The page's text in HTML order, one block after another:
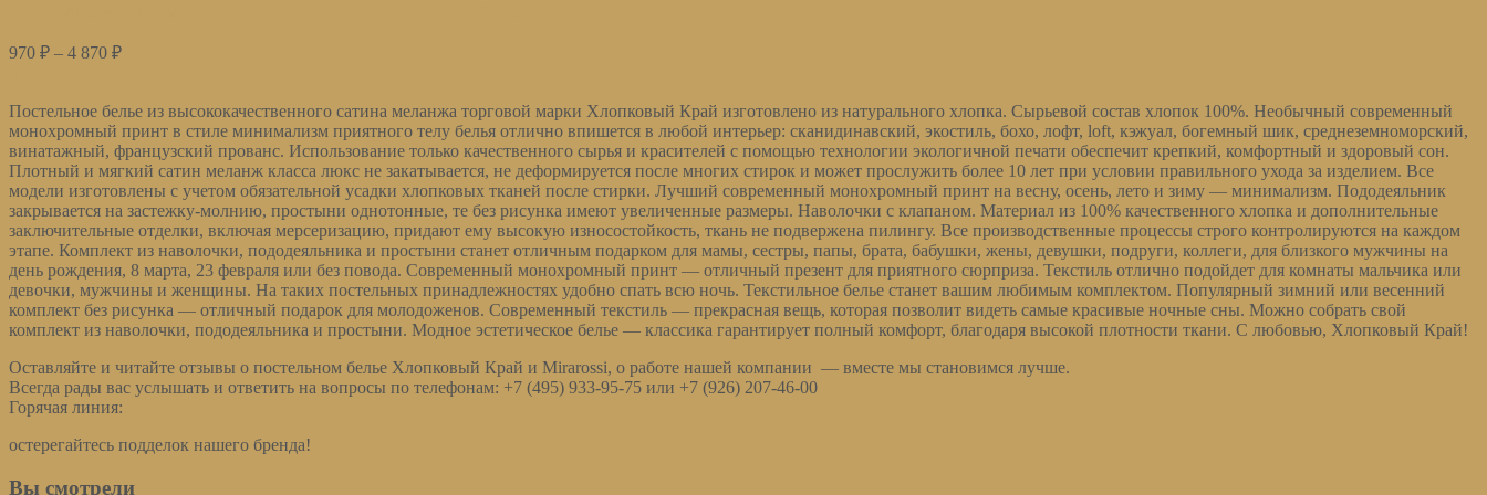
970 ₽ – 4 870 ₽
Постельное белье из высококачественного сатина меланжа торговой марки Хлопковый Край изготовлено из натурального хлопка. Сырьевой состав хлопок 100%. Необычный современный
монохромный принт в стиле минимализм приятного телу белья отлично впишется в любой интерьер: сканидинавский, экостиль, бохо, лофт, loft, кэжуал, богемный шик, среднеземноморский,
винатажный, французский прованс. Использование только качественного сырья и красителей с помощью технологии экологичной печати обеспечит крепкий, комфортный и здоровый сон.
Плотный и мягкий сатин меланж класса люкс не закатывается, не деформируется после многих стирок и может прослужить более 10 лет при условии правильного ухода за изделием. Все
модели изготовлены с учетом обязательной усадки хлопковых тканей после стирки. Лучший современный монохромный принт на весну, осень, лето и зиму — минимализм. Пододеяльник
закрывается на застежку-молнию, простыни однотонные, те без рисунка имеют увеличенные размеры. Наволочки с клапаном. Материал из 100% качественного хлопка и дополнительные
заключительные отделки, включая мерсеризацию, придают ему высокую износостойкость, ткань не подвержена пилингу. Все производственные процессы строго контролируются на каждом
этапе. Комплект из наволочки, пододеяльника и простыни станет отличным подарком для мамы, сестры, папы, брата, бабушки, жены, девушки, подруги, коллеги, для близкого мужчины на
день рождения, 8 марта, 23 февраля или без повода. Современный монохромный принт — отличный презент для приятного сюрприза. Текстиль отлично подойдет для комнаты мальчика или
девочки, мужчины и женщины. На таких постельных принадлежностях удобно спать всю ночь. Текстильное белье станет вашим любимым комплектом. Популярный зимний или весенний
комплект без рисунка — отличный подарок для молодоженов. Современный текстиль — прекрасная вещь, которая позволит видеть самые красивые ночные сны. Можно собрать свой
комплект из наволочки, пододеяльника и простыни. Модное эстетическое белье — классика гарантирует полный комфорт, благодаря высокой плотности ткани. С любовью, Хлопковый Край!
Оставляйте и читайте отзывы о постельном белье Хлопковый Край и Mirarossi, о работе нашей компании — вместе мы становимся лучше.
Всегда рады вас услышать и ответить на вопросы по телефонам: +7 (495) 933-95-75 или +7 (926) 207-46-00
Горячая линия:
остерегайтесь подделок нашего бренда!
Вы смотрели